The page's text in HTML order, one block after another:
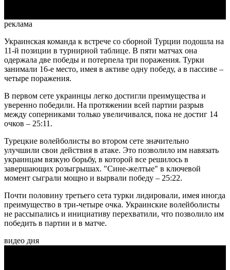
реклама
Украинская команда к встрече со сборной Турции подошла на
11-й позиции в турнирной таблице. В пяти матчах она
одержала две победы и потерпела три поражения. Турки
занимали 16-е место, имея в активе одну победу, а в пассиве –
четыре поражения.
В первом сете украинцы легко достигли преимущества и
уверенно победили. На протяжении всей партии разрыв
между соперниками только увеличивался, пока не достиг 14
очков – 25:11.
Турецкие волейболисты во втором сете значительно
улучшили свои действия в атаке. Это позволило им навязать
украинцам вязкую борьбу, в которой все решилось в
завершающих розыгрышах. "Сине-желтые" в ключевой
момент сыграли мощно и вырвали победу – 25:22.
Почти половину третьего сета турки лидировали, имея иногда
преимущество в три-четыре очка. Украинские волейболисты
не рассыпались и инициативу перехватили, что позволило им
победить в партии и в матче.
видео дня